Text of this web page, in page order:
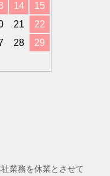
14
15
21
22
28
29
業務を休業とさせて